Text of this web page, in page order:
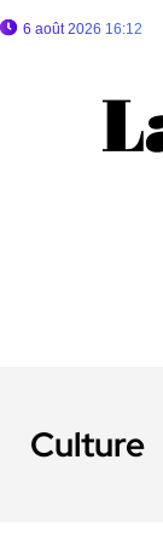
6 août 2026 16:12
Culture